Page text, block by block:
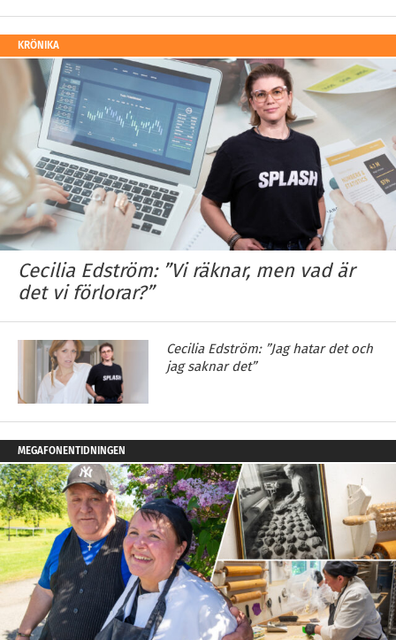
KRÖNIKA
Cecilia Edström: ”Vi räknar, men vad är
det vi förlorar?”
Cecilia Edström: ”Jag hatar det och
jag saknar det”
MEGAFONENTIDNINGEN